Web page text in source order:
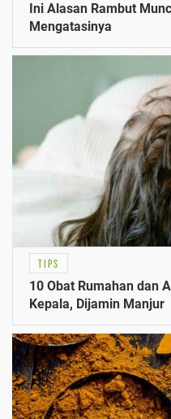
Ini Alasan Rambut
Mengatasinya
TIPS
10 Obat Rumahan dan
Kepala, Dijamin Manjur